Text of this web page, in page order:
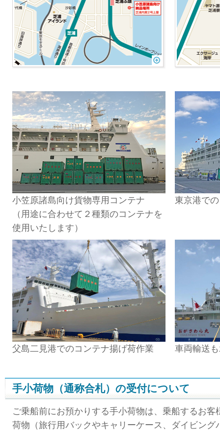
小笠原諸島向け貨物専用コンテナ
（用途に合わせて２種類のコンテナを
使用いたします）
東京港で
父島二見港でのコンテナ揚げ荷作業 車両輸送
手小荷物（通称合札）の受付について
ご乗船前にお預かりする手小荷物は、乗船するお
荷物（旅行用バックやキャリーケース、ダイビング